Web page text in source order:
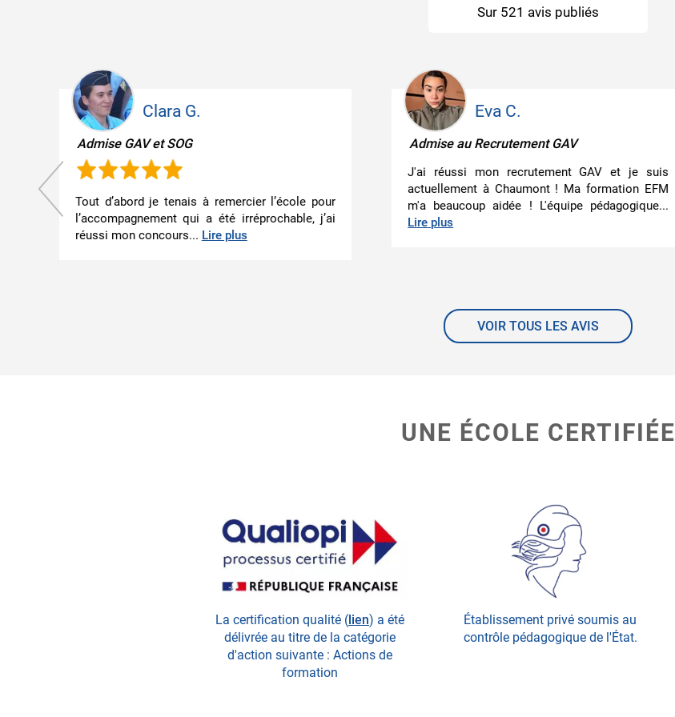
Sur 521 avis publiés
Eva C.
Admise au Recrutement GAV
J'ai réussi mon recrutement GAV et je suis
m'a beaucoup aidée ! L'équipe pédagogique...
Lire plus
Mathilda H.
Admise au recrutement Gendarme Adjoint
Après mon BTS, j'ai voulu me réorienter vers les
métiers de la sécurité. Je me suis orientée vers
les métiers de la gendarmerie car...
VOIR TOUS LES AVIS
UNE ÉCOLE CERTIFIÉE
La certification qualité ( lien) a été
délivrée au titre de la catégorie
d'action suivante : Actions de
formation
Établissement privé soumis au
contrôle pédagogique de l'État.